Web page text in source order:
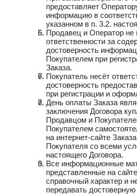
предоставляет
информацию в
указанном в п. 3.2.
Продавец и Оператор не
ответственности за
достоверность
Покупателем при
Заказа.
Покупатель несёт
достоверность
при регистрации и
День оплаты Заказа
заключения Договора
Продавцом и
Покупателем
на интернет-сайте
Покупателя со всеми
настоящего Договора.
Все информационные
представленные на
справочный характер и
передавать